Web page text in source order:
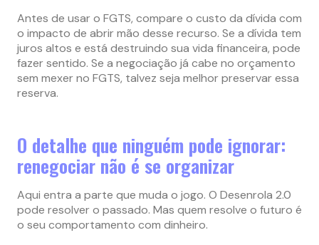
Antes de usar o FGTS, compare o custo da dívida com
o impacto de abrir mão desse recurso. Se a dívida tem
juros altos e está destruindo sua vida financeira, pode
fazer sentido. Se a negociação já cabe no orçamento
sem mexer no FGTS, talvez seja melhor preservar essa
reserva.
O detalhe que ninguém pode ignorar:
renegociar não é se organizar
Aqui entra a parte que muda o jogo. O Desenrola 2.0
pode resolver o passado. Mas quem resolve o futuro é
o seu comportamento com dinheiro.